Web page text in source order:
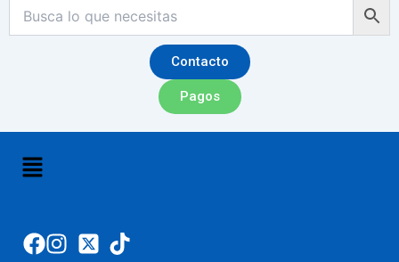
Contacto
Pagos
Menú